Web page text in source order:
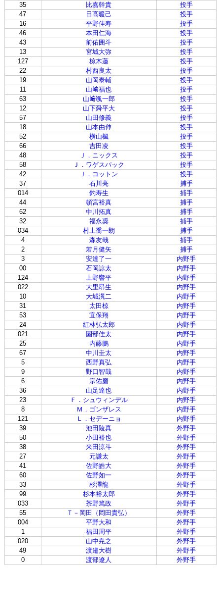
35
比嘉幹貴
投手
47
日髙暖己
投手
16
平野佳寿
投手
46
本田仁海
投手
43
前佑囲斗
投手
13
宮城大弥
投手
127
椋木蓮
投手
22
村西良太
投手
19
山岡泰輔
投手
11
山﨑福也
投手
63
山﨑颯一郎
投手
12
山下舜平大
投手
57
山田修義
投手
18
山本由伸
投手
52
横山楓
投手
66
吉田凌
投手
48
Ｊ．ニックス
投手
58
Ｊ．ワゲスパック
投手
42
Ｊ．コットン
投手
37
石川亮
捕手
014
釣寿生
捕手
44
頓宮裕真
捕手
62
中川拓真
捕手
32
福永奨
捕手
034
村上喬一朗
捕手
4
森友哉
捕手
2
若月健矢
捕手
3
安達了一
内野手
00
石岡諒太
内野手
124
上野響平
内野手
022
大里昂生
内野手
10
大城滉二
内野手
31
太田椋
内野手
53
宜保翔
内野手
24
紅林弘太郎
内野手
021
園部佳太
内野手
25
内藤鵬
内野手
67
中川圭太
内野手
5
西野真弘
内野手
9
野口智哉
内野手
6
宗佑磨
内野手
36
山足達也
内野手
23
Ｆ．シュウィンデル
内野手
8
Ｍ．ゴンザレス
内野手
121
Ｌ．セデーニョ
内野手
39
池田陵真
外野手
50
小田裕也
外野手
38
来田涼斗
外野手
27
元謙太
外野手
41
佐野皓大
外野手
60
佐野如一
外野手
33
杉澤龍
外野手
99
杉本裕太郎
外野手
033
茶野篤政
外野手
55
Ｔ－岡田（岡田貴弘）
外野手
004
平野大和
外野手
1
福田周平
外野手
020
山中尭之
外野手
49
渡邉大樹
外野手
0
渡部遼人 外野手